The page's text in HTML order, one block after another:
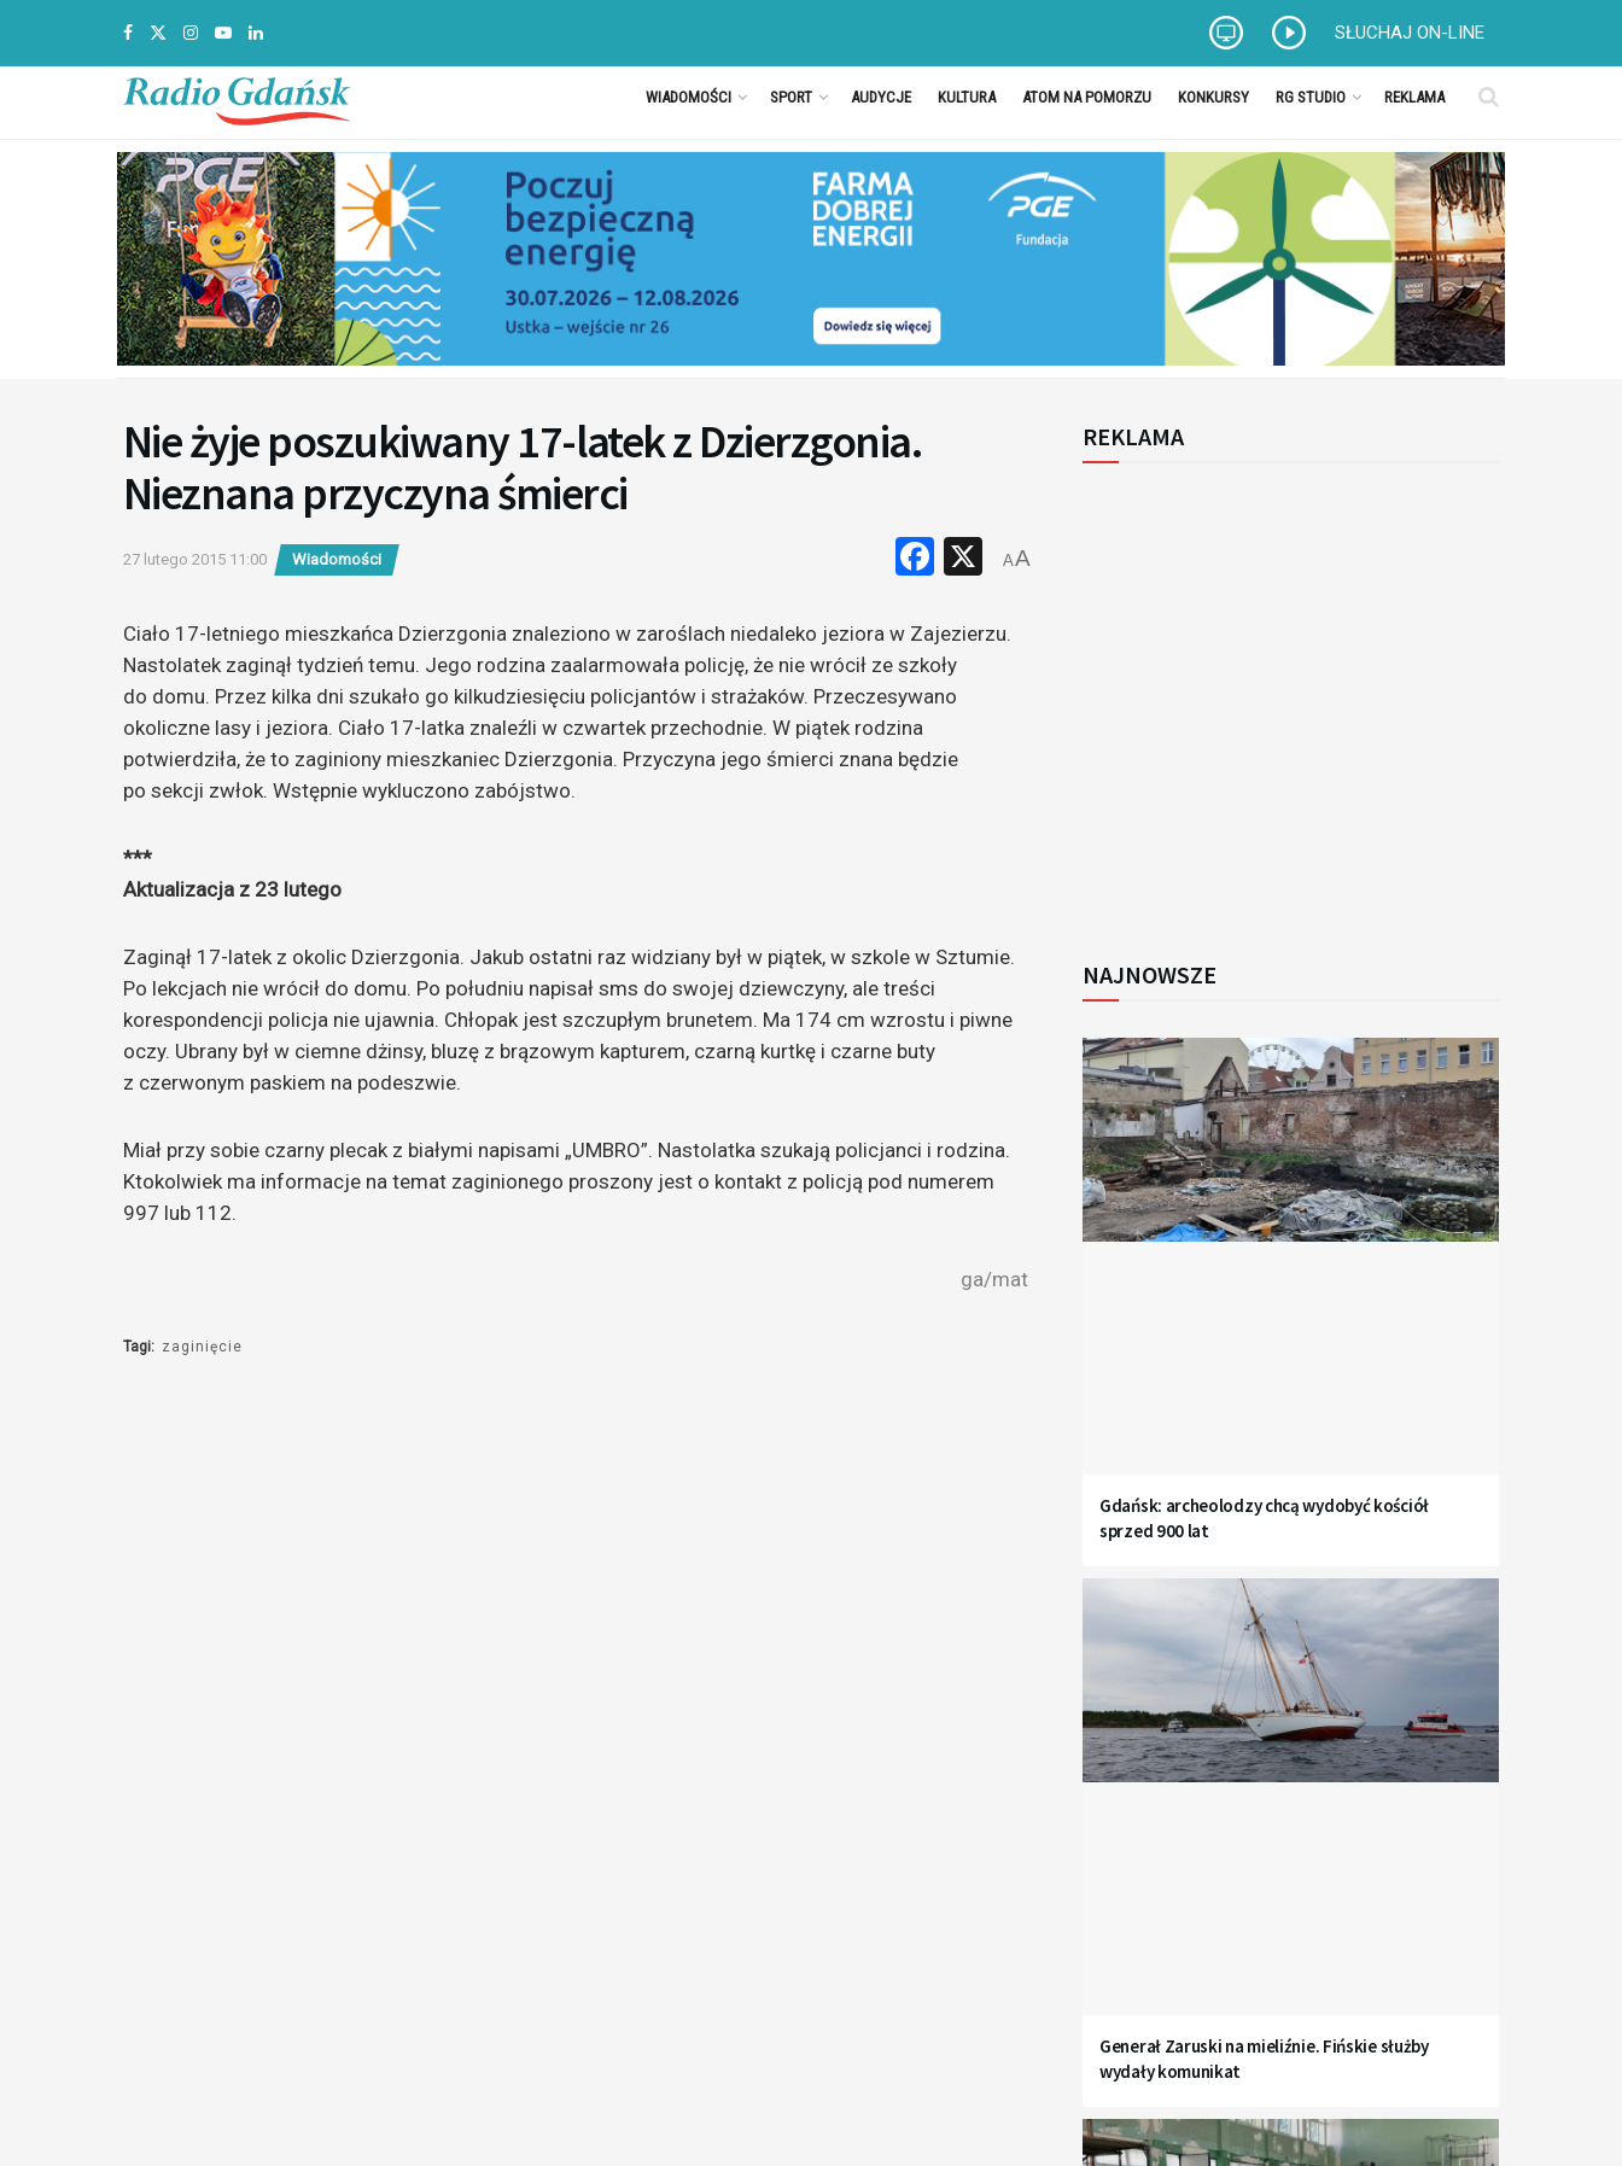
SŁUCHAJ ON-LINE
WIADOMOŚCI SPORT AUDYCJE KULTURA ATOM NA POMORZU KONKURSY RG STUDIO REKLAMA
Nie żyje poszukiwany 17-latek z Dzierzgonia.
Nieznana przyczyna śmierci
27 lutego 2015 11:00 Wiadomości Facebook
X
AA
Ciało 17-letniego mieszkańca Dzierzgonia znaleziono w zaroślach niedaleko jeziora w Zajezierzu.
Nastolatek zaginął tydzień temu. Jego rodzina zaalarmowała policję, że nie wrócił ze szkoły
do domu. Przez kilka dni szukało go kilkudziesięciu policjantów i strażaków. Przeczesywano
okoliczne lasy i jeziora. Ciało 17-latka znaleźli w czwartek przechodnie. W piątek rodzina
potwierdziła, że to zaginiony mieszkaniec Dzierzgonia. Przyczyna jego śmierci znana będzie
po sekcji zwłok. Wstępnie wykluczono zabójstwo.
***
Aktualizacja z 23 lutego
Zaginął 17-latek z okolic Dzierzgonia. Jakub ostatni raz widziany był w piątek, w szkole w Sztumie.
Po lekcjach nie wrócił do domu. Po południu napisał sms do swojej dziewczyny, ale treści
korespondencji policja nie ujawnia. Chłopak jest szczupłym brunetem. Ma 174 cm wzrostu i piwne
oczy. Ubrany był w ciemne dżinsy, bluzę z brązowym kapturem, czarną kurtkę i czarne buty
z czerwonym paskiem na podeszwie.
Miał przy sobie czarny plecak z białymi napisami „UMBRO”. Nastolatka szukają policjanci i rodzina.
Ktokolwiek ma informacje na temat zaginionego proszony jest o kontakt z policją pod numerem
997 lub 112.
ga/mat
Tagi: zaginięcie
REKLAMA
NAJNOWSZE
Gdańsk: archeolodzy chcą wydobyć kościół
sprzed 900 lat
Generał Zaruski na mieliźnie. Fińskie służby
wydały komunikat